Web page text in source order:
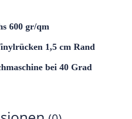
600 gr/qm
1,5 cm Rand
bei 40 Grad